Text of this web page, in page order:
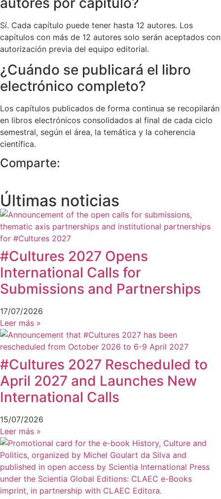
Sí. Cada capítulo puede tener hasta 12 autores. Los
capítulos con más de 12 autores solo serán aceptados con
autorización previa del equipo editorial.
¿Cuándo se publicará el libro
electrónico completo?
Los capítulos publicados de forma continua se recopilarán
en libros electrónicos consolidados al final de cada ciclo
semestral, según el área, la temática y la coherencia
científica.
Comparte:
Últimas noticias
#Cultures 2027 Opens
International Calls for
Submissions and Partnerships
17/07/2026
Leer más »
#Cultures 2027 Rescheduled to
April 2027 and Launches New
International Calls
15/07/2026
Leer más »